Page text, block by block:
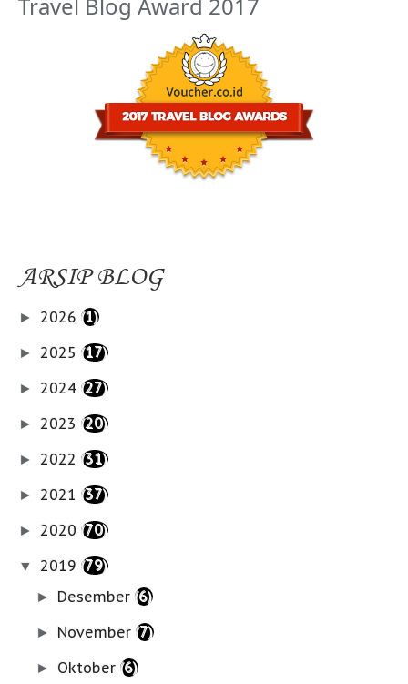
ARSIP BLOG
► 2026 (1)
► 2025 (17)
► 2024 (27)
► 2023 (20)
► 2022 (31)
► 2021 (37)
► 2020 (70)
▼ 2019 (79)
► Desember(6)
► November(7)
► Oktober(6)